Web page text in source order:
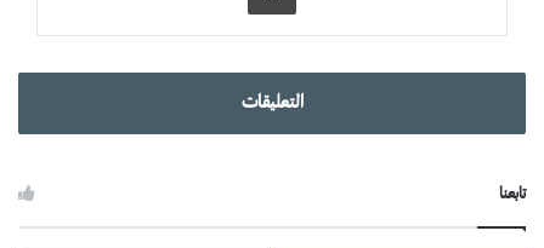
التعليقات
تابعنا